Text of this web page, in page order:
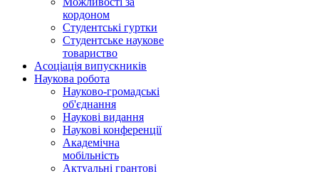
кордоном
Студентські гуртки
Студентське наукове
товариство
Асоціація випускників
Наукова робота
Науково-громадські
об'єднання
Наукові видання
Наукові конференції
Академічна
мобільність
Актуальні грантові